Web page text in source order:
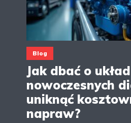
Blog
Jak dbać o
nowoczesnych
uniknąć
napraw?